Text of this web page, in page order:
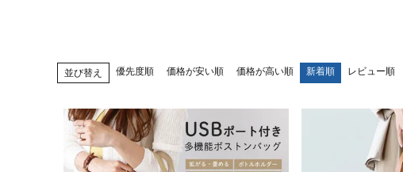
並び替え 優先度順 価格が安い順 価格が高い順 新着順 レビュー順